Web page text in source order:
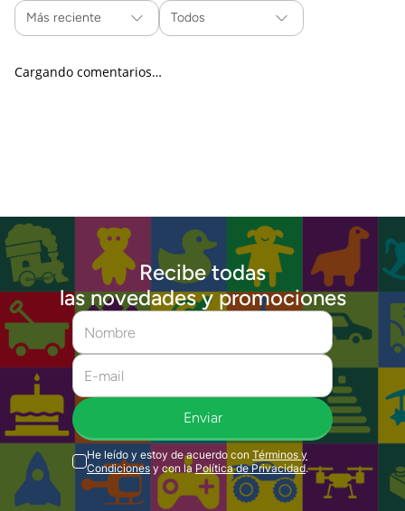
Más reciente Todos
Cargando comentarios…
Recibe todas
las novedades y promociones
Enviar
He leído y estoy de acuerdo con Términos y
Condiciones y con la Política de Privacidad.